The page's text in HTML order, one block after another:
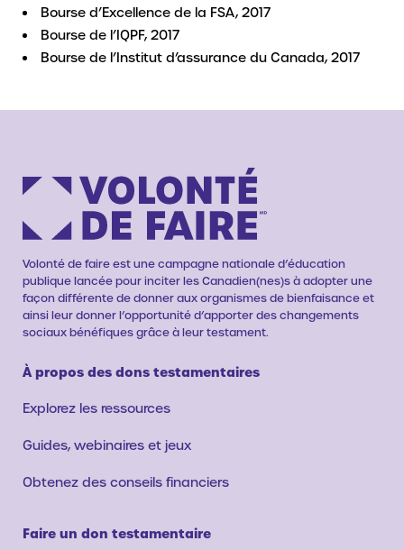
Bourse d’Excellence de la FSA, 2017
Bourse de l’IQPF, 2017
Bourse de l’Institut d’assurance du Canada, 2017
Volonté de faire est une campagne nationale d’éducation
publique lancée pour inciter les Canadien(nes)s à adopter une
façon différente de donner aux organismes de bienfaisance et
ainsi leur donner l’opportunité d’apporter des changements
sociaux bénéfiques grâce à leur testament.
À propos des dons testamentaires
Explorez les ressources
Guides, webinaires et jeux
Obtenez des conseils financiers
Faire un don testamentaire